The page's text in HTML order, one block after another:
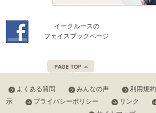
イークルースの
フェイスブックページ
よくある質問 みんなの声 利用規約
示
プライバシーポリシー リンク